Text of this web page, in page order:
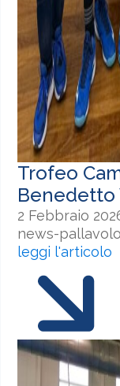
Trofeo
Benedetto
2 Febbraio
news-
leggi l'articolo